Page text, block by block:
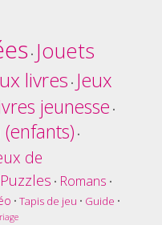
• Jouets
livres • Jeux
jeunesse •
•
de
Puzzles • Romans •
• Tapis de jeu • Guide •